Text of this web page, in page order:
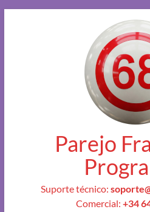
Parejo
Suporte técnico:
Comercial:+34